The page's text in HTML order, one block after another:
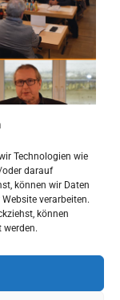
Technologien wie
oder darauf
können wir Daten
verarbeiten.
können